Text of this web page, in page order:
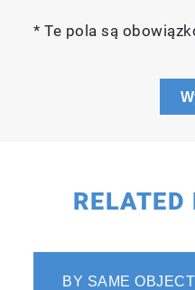
* Te pola są
RELATED
BY SAME OBJECT